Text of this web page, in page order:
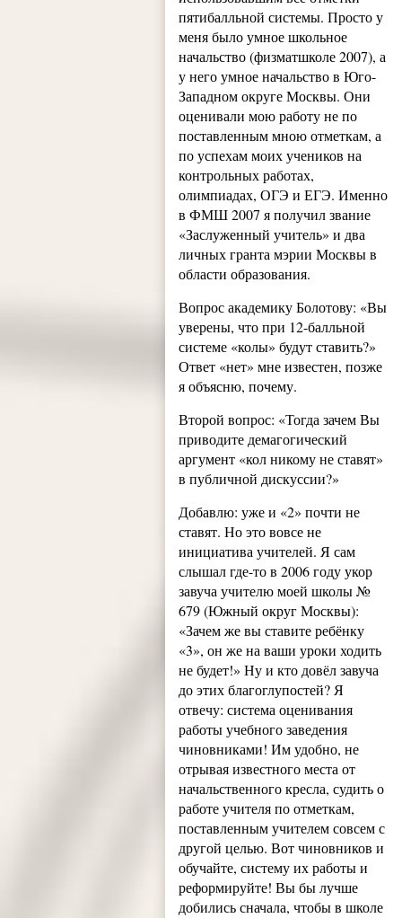
пятибалльной системы. Просто у
меня было умное школьное
начальство (физматшколе 2007), а
у него умное начальство в Юго-
Западном округе Москвы. Они
оценивали мою работу не по
поставленным мною отметкам, а
по успехам моих учеников на
контрольных работах,
олимпиадах, ОГЭ и ЕГЭ. Именно
в ФМШ 2007 я получил звание
«Заслуженный учитель» и два
личных гранта мэрии Москвы в
области образования.
Вопрос академику Болотову: «Вы
уверены, что при 12-балльной
системе «колы» будут ставить?»
Ответ «нет» мне известен, позже
я объясню, почему.
Второй вопрос: «Тогда зачем Вы
приводите демагогический
аргумент «кол никому не ставят»
в публичной дискуссии?»
Добавлю: уже и «2» почти не
ставят. Но это вовсе не
инициатива учителей. Я сам
слышал где-то в 2006 году укор
завуча учителю моей школы №
679 (Южный округ Москвы):
«Зачем же вы ставите ребёнку
«3», он же на ваши уроки ходить
не будет!» Ну и кто довёл завуча
до этих благоглупостей? Я
отвечу: система оценивания
работы учебного заведения
чиновниками! Им удобно, не
отрывая известного места от
начальственного кресла, судить о
работе учителя по отметкам,
поставленным учителем совсем с
другой целью. Вот чиновников и
обучайте, систему их работы и
реформируйте! Вы бы лучше
добились сначала, чтобы в школе